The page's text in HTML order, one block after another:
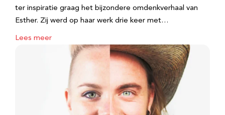
ter inspiratie graag het bijzondere omdenkverhaal van
Esther. Zij werd op haar werk drie keer met…
Lees meer